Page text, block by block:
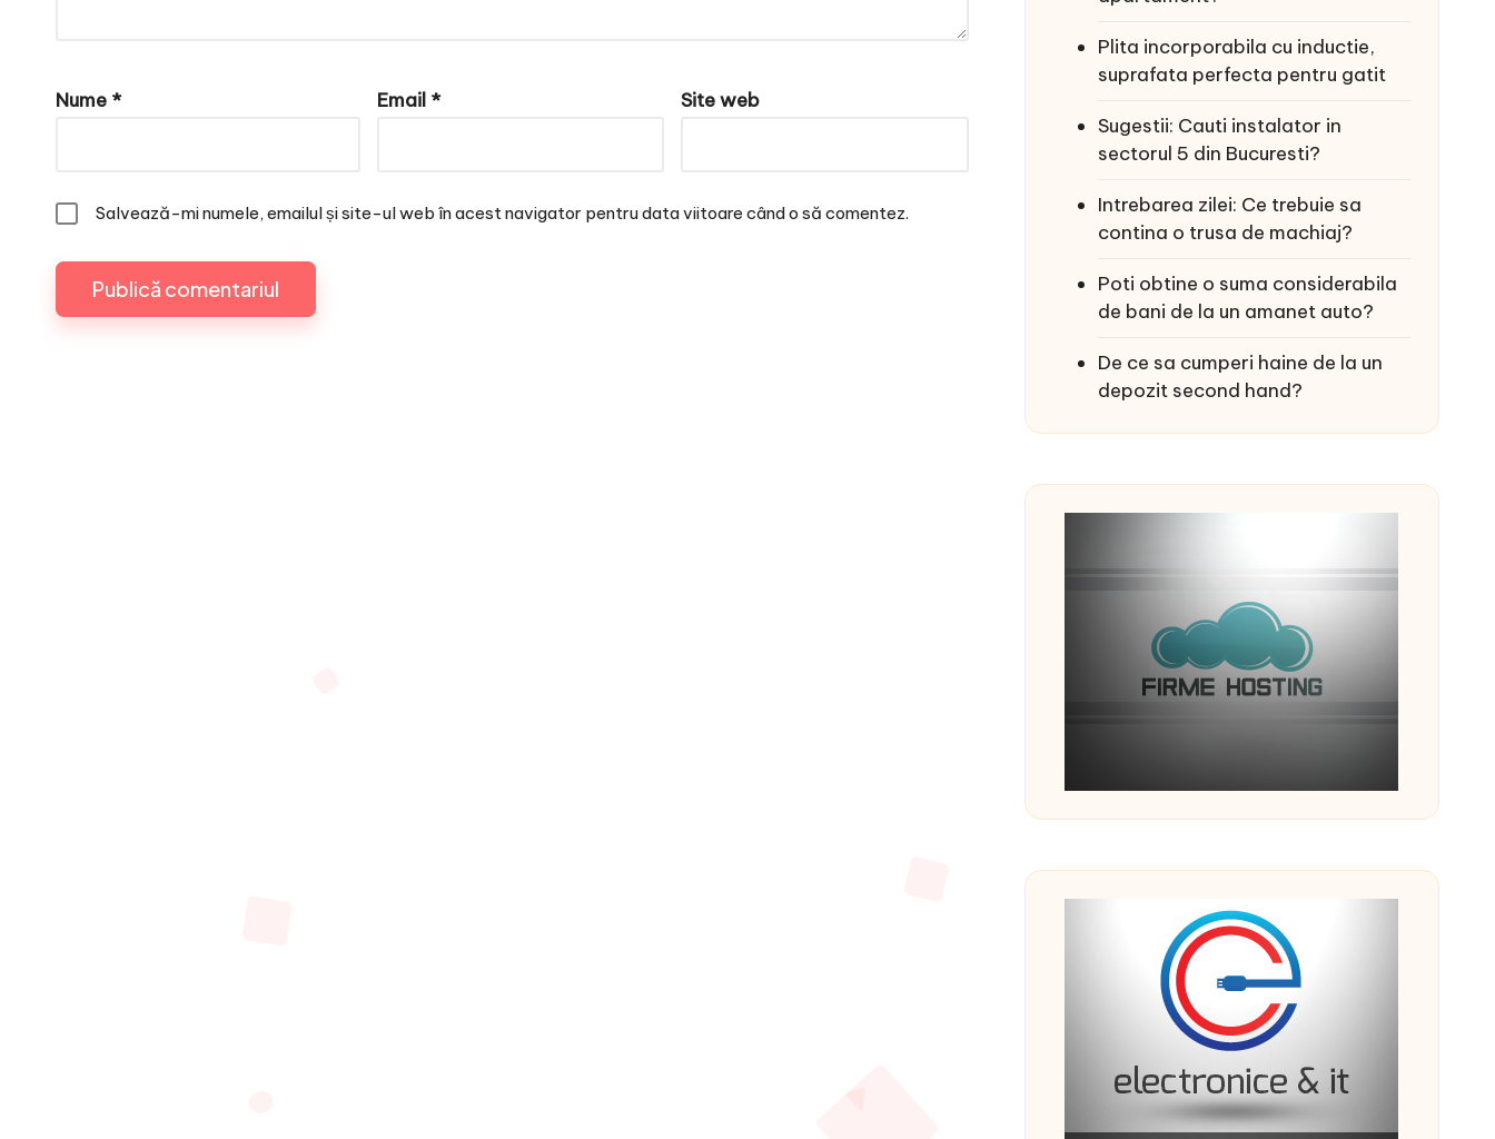
Nume * Email * Site web
Salvează-mi numele, emailul și site-ul web în acest navigator pentru data viitoare când o să comentez.
Plita incorporabila cu inductie,
suprafata perfecta pentru gatit
Sugestii: Cauti instalator in
sectorul 5 din Bucuresti?
Intrebarea zilei: Ce trebuie sa
contina o trusa de machiaj?
Poti obtine o suma considerabila
de bani de la un amanet auto?
De ce sa cumperi haine de la un
depozit second hand?